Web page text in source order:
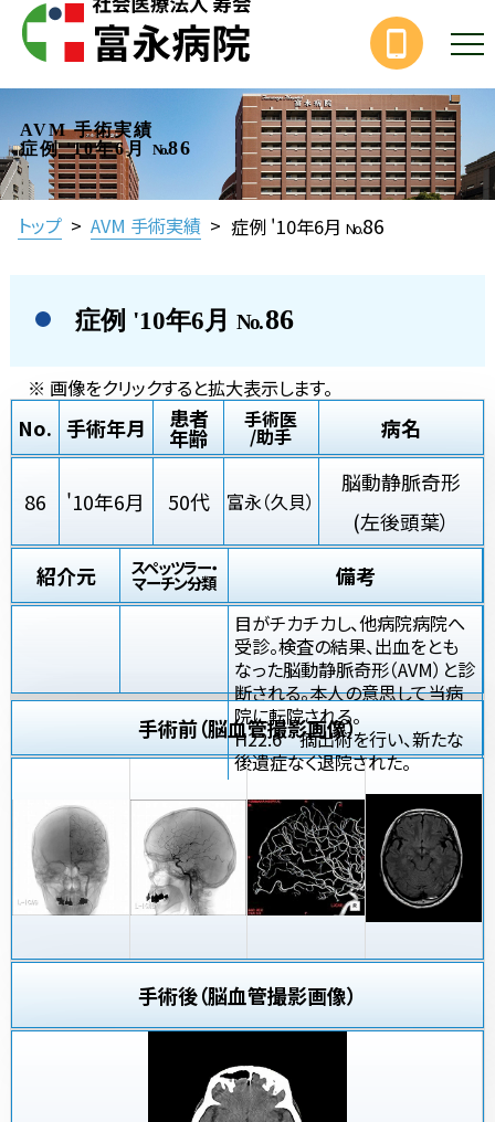
AVM 手術実績
症例 '10年6月
No.86
トップ > AVM 手術実績 > 症例 '10年6月 No.86
症例 '10年6月 No.86
※ 画像をクリックすると拡大表示します。
No. 手術年月 患者
年齢
手術医
/助手 病名
86 '10年6月 50代 富永（久貝）
脳動静脈奇形
(左後頭葉）
紹介元
スペッツラー・
マーチン分類 備考
目がチカチカし、他病院病院へ
受診。検査の結果、出血をとも
なった脳動静脈奇形（AVM）と診
断される。本人の意思して当病
院に転院される。
H22.6 摘出術を行い、新たな
後遺症なく退院された。
手術前（脳血管撮影画像）
手術後（脳血管撮影画像）